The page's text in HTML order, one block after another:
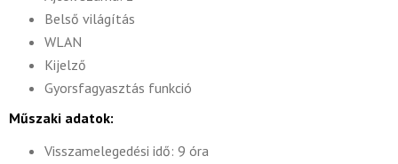
Belső világítás
WLAN
Kijelző
Gyorsfagyasztás funkció
Műszaki adatok:
Visszamelegedési idő: 9 óra